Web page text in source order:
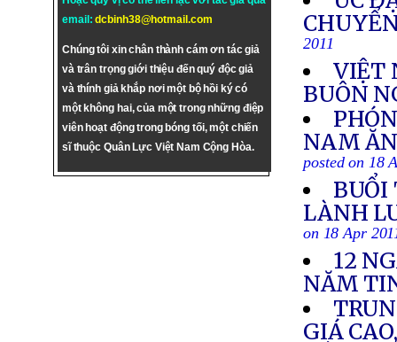
email:dcbinh38@hotmail.com
Chúng tôi xin chân thành cám ơn tác giả
và trân trọng giới thiệu đến quý độc giả
và thính giả khắp nơi một bộ hồi ký có
một không hai, của một trong những điệp
viên hoạt động trong bóng tối, một chiến
sĩ thuộc Quân Lực Việt Nam Cộng Hòa.
2011
VIỆT
BUÔN
NAM
posted on 18
BUỔI
LÀNH
on 18 Apr
12
NĂM
GIÁ